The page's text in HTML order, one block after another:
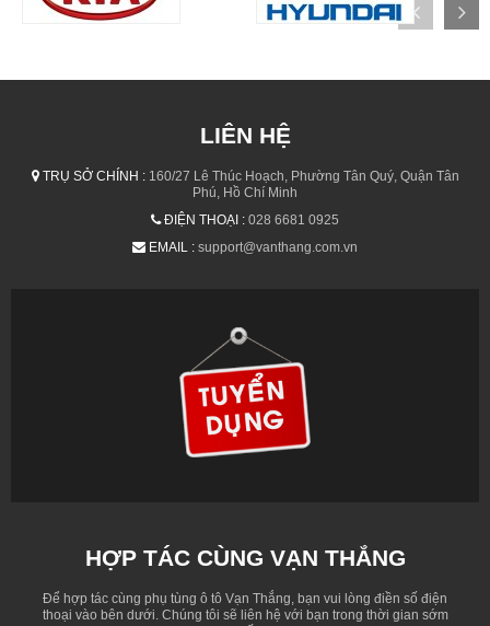
LIÊN HỆ
TRỤ SỞ CHÍNH :160/27 Lê Thúc Hoạch, Phường Tân Quý, Quận Tân
Phú, Hồ Chí Minh
ĐIỆN THOẠI : 028 6681 0925
EMAIL : support@vanthang.com.vn
HỢP TÁC CÙNG VẠN THẮNG
Để hợp tác cùng phụ tùng ô tô Vạn Thắng, bạn vui lòng điền số điện
thoại vào bên dưới. Chúng tôi sẽ liên hệ với bạn trong thời gian sớm